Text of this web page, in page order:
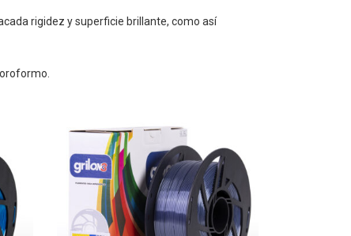
rigidez y superficie brillante, como así